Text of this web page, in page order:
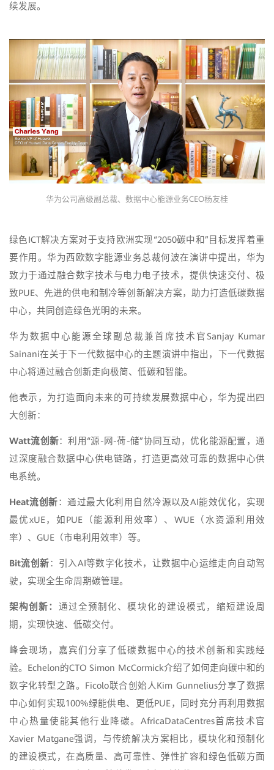
续发展。
华为公司高级副总裁、数据中心能源业务CEO杨友桂
绿色ICT解决方案对于支持欧洲实现“2050碳中和”目标发挥着重
要作用。华为西欧数字能源业务总裁何波在演讲中提出，华为
致力于通过融合数字技术与电力电子技术，提供快速交付、极
致PUE、先进的供电和制冷等创新解决方案，助力打造低碳数据
中心，共同创造绿色光明的未来。
华为数据中心能源全球副总裁兼首席技术官Sanjay Kumar
Sainani在关于下一代数据中心的主题演讲中指出，下一代数据
中心将通过融合创新走向极简、低碳和智能。
他表示，为打造面向未来的可持续发展数据中心，华为提出四
大创新：
Watt流创新：利用“源-网-荷-储”协同互动，优化能源配置，通
过深度融合数据中心供电链路，打造更高效可靠的数据中心供
电系统。
Heat流创新：通过最大化利用自然冷源以及AI能效优化，实现
最优xUE，如PUE（能源利用效率）、WUE（水资源利用效
率）、GUE（市电利用效率）等。
Bit流创新：引入AI等数字化技术，让数据中心运维走向自动驾
驶，实现全生命周期碳管理。
架构创新： 通过全预制化、模块化的建设模式，缩短建设周
期，实现快速、低碳交付。
峰会现场，嘉宾们分享了低碳数据中心的技术创新和实践经
验。Echelon的CTO Simon McCormick介绍了如何走向碳中和的
数字化转型之路。Ficolo联合创始人Kim Gunnelius分享了数据
中心如何实现100%绿能供电、更低PUE，同时充分再利用数据
中心热量使能其他行业降碳。AfricaDataCentres首席技术官
Xavier Matgane强调，与传统解决方案相比，模块化和预制化
的建设模式，在高质量、高可靠性、弹性扩容和绿色低碳方面